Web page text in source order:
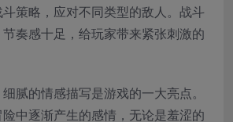
策略，应对不同类型的敌人。战斗
奏感十足，给玩家带来紧张刺激的
腻的情感描写是游戏的一大亮点。
中逐渐产生的感情，无论是羞涩的